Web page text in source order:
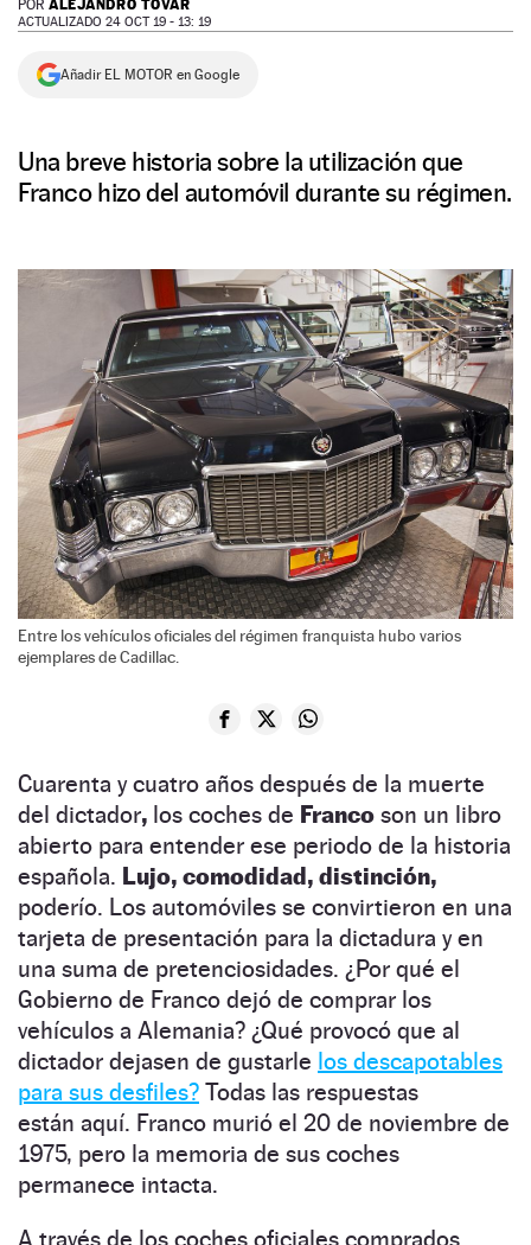
NEWSLETTER
POR ALEJANDRO TOVAR
ACTUALIZADO 24 OCT 19 - 13: 19
Añadir EL MOTOR en Google
Una breve historia sobre la utilización que
Franco hizo del automóvil durante su régimen.
Entre los vehículos oficiales del régimen franquista hubo varios
ejemplares de Cadillac.
Cuarenta y cuatro años después de la muerte
del dictador, los coches de Franco son un libro
abierto para entender ese periodo de la historia
española. Lujo, comodidad, distinción,
poderío. Los automóviles se convirtieron en una
tarjeta de presentación para la dictadura y en
una suma de pretenciosidades. ¿Por qué el
Gobierno de Franco dejó de comprar los
vehículos a Alemania? ¿Qué provocó que al
dictador dejasen de gustarle los descapotables
para sus desfiles? Todas las respuestas
están aquí. Franco murió el 20 de noviembre de
1975, pero la memoria de sus coches
permanece intacta.
A través de los coches oficiales comprados